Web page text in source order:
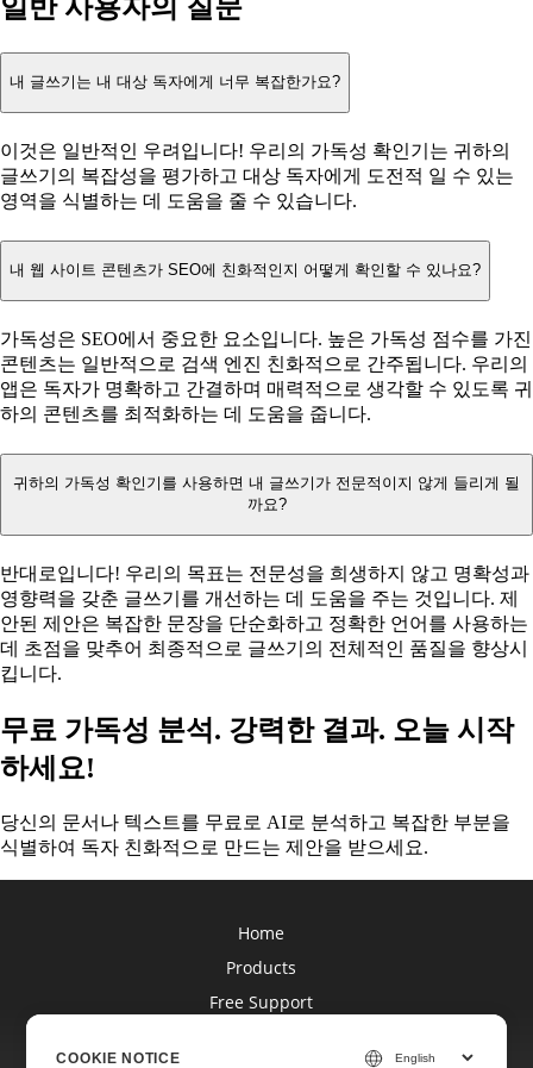
일반 사용자의 질문
내 글쓰기는 내 대상 독자에게 너무 복잡한가요?
이것은 일반적인 우려입니다! 우리의 가독성 확인기는 귀하의
글쓰기의 복잡성을 평가하고 대상 독자에게 도전적 일 수 있는
영역을 식별하는 데 도움을 줄 수 있습니다.
내 웹 사이트 콘텐츠가 SEO에 친화적인지 어떻게 확인할 수 있나요?
가독성은 SEO에서 중요한 요소입니다. 높은 가독성 점수를 가진
콘텐츠는 일반적으로 검색 엔진 친화적으로 간주됩니다. 우리의
앱은 독자가 명확하고 간결하며 매력적으로 생각할 수 있도록 귀
하의 콘텐츠를 최적화하는 데 도움을 줍니다.
귀하의 가독성 확인기를 사용하면 내 글쓰기가 전문적이지 않게 들리게 될
까요?
반대로입니다! 우리의 목표는 전문성을 희생하지 않고 명확성과
영향력을 갖춘 글쓰기를 개선하는 데 도움을 주는 것입니다. 제
안된 제안은 복잡한 문장을 단순화하고 정확한 언어를 사용하는
데 초점을 맞추어 최종적으로 글쓰기의 전체적인 품질을 향상시
킵니다.
무료 가독성 분석. 강력한 결과. 오늘 시작
하세요!
당신의 문서나 텍스트를 무료로 AI로 분석하고 복잡한 부분을
식별하여 독자 친화적으로 만드는 제안을 받으세요.
COOKIE NOTICE
Home
Products
Free Support